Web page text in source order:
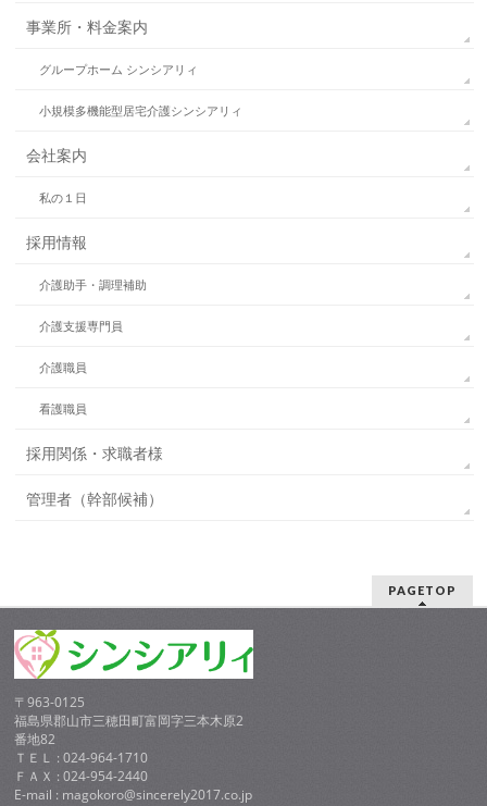
事業所・料金案内
グループホーム シンシアリィ
小規模多機能型居宅介護シンシアリィ
会社案内
私の１日
採用情報
介護助手・調理補助
介護支援専門員
介護職員
看護職員
採用関係・求職者様
管理者（幹部候補）
PAGETOP
〒963-0125
福島県郡山市三穂田町富岡字三本木原2
番地82
ＴＥＬ : 024-964-1710
ＦＡＸ : 024-954-2440
E-mail : magokoro@sincerely2017.co.jp